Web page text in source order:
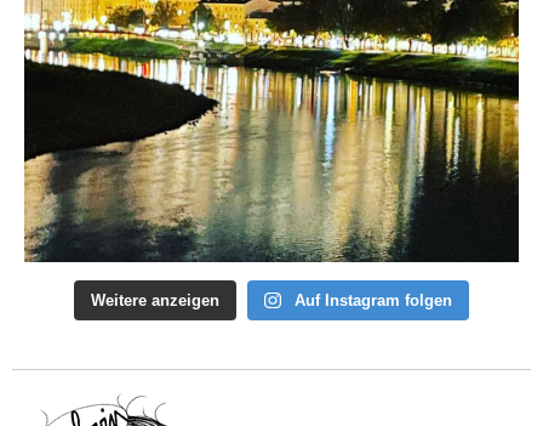
Weitere anzeigen Auf Instagram folgen